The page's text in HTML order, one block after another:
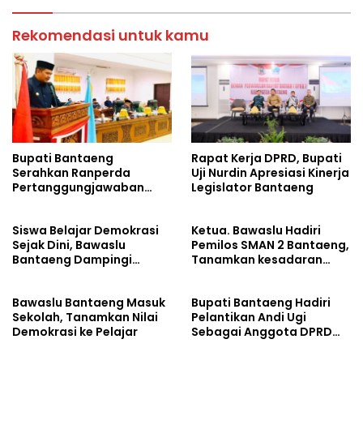
Rekomendasi untuk kamu
Bupati Bantaeng
Serahkan Ranperda
Pertanggungjawaban
Rapat Kerja DPRD, Bupati
Uji Nurdin Apresiasi Kinerja
Legislator Bantaeng
Siswa Belajar Demokrasi
Sejak Dini, Bawaslu
Bantaeng Dampingi
Ketua. Bawaslu Hadiri
Pemilos SMAN 2 Bantaeng,
Tanamkan kesadaran
Bawaslu Bantaeng Masuk
Sekolah, Tanamkan Nilai
Demokrasi ke Pelajar
Bupati Bantaeng Hadiri
Pelantikan Andi Ugi
Sebagai Anggota DPRD